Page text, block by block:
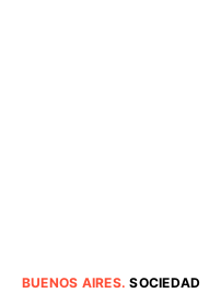
BUENOS AIRES.SOCIEDAD